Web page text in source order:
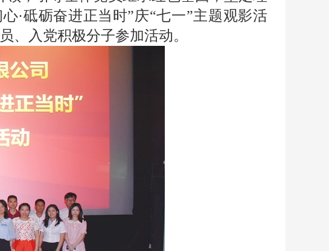
·砥砺奋进正当时”庆“七一”主题观影活
、入党积极分子参加活动。